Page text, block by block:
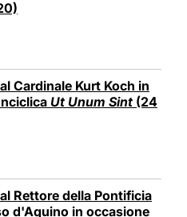
Cardinale Kurt Koch in
Ut Unum Sint (24
Rettore della Pontificia
d'Aquino in occasione